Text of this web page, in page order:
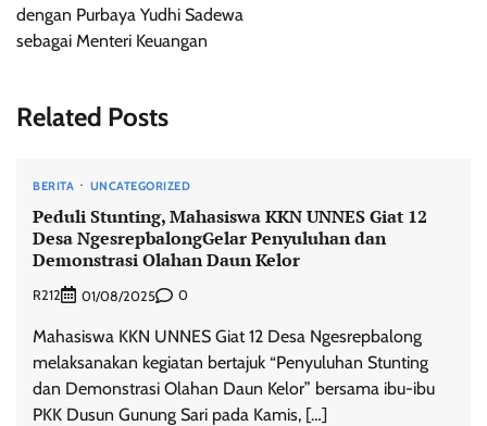
dengan Purbaya Yudhi Sadewa
sebagai Menteri Keuangan
Related Posts
BERITA UNCATEGORIZED
Peduli Stunting, Mahasiswa KKN UNNES Giat 12
Desa NgesrepbalongGelar Penyuluhan dan
Demonstrasi Olahan Daun Kelor
R212 01/08/2025 0
Mahasiswa KKN UNNES Giat 12 Desa Ngesrepbalong
melaksanakan kegiatan bertajuk “Penyuluhan Stunting
dan Demonstrasi Olahan Daun Kelor” bersama ibu-ibu
PKK Dusun Gunung Sari pada Kamis, […]